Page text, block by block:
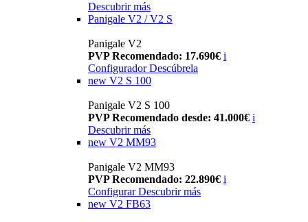
Descubrir más
Panigale V2 / V2 S
Panigale V2
PVP Recomendado: 17.690€ i
Configurador Descúbrela
new V2 S 100
Panigale V2 S 100
PVP Recomendado desde: 41.000€ i
Descubrir más
new V2 MM93
Panigale V2 MM93
PVP Recomendado: 22.890€ i
Configurar Descubrir más
new V2 FB63